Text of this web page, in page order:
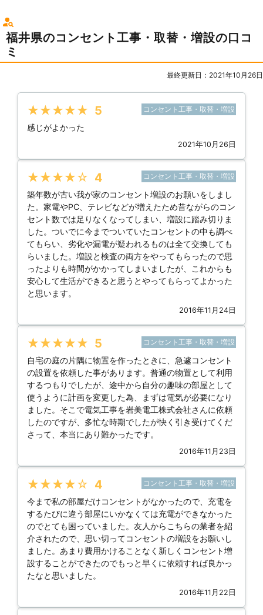
福井県のコンセント工事・取替・増設の口コ
ミ
最終更新日：2021年10月26日
★★★★★ 5 コンセント工事・取替・増設
感じがよかった
2021年10月26日
★★★★★ 4 コンセント工事・取替・増設
築年数が古い我が家のコンセント増設のお願いをしまし
た。家電やPC、テレビなどが増えたため昔ながらのコン
セント数では足りなくなってしまい、増設に踏み切りま
した。ついでに今までついていたコンセントの中も調べ
てもらい、劣化や漏電が疑われるものは全て交換しても
らいました。増設と検査の両方をやってもらったので思
ったよりも時間がかかってしまいましたが、これからも
安心して生活ができると思うとやってもらってよかった
と思います。
2016年11月24日
★★★★★ 5 コンセント工事・取替・増設
自宅の庭の片隅に物置を作ったときに、急遽コンセント
の設置を依頼した事があります。普通の物置として利用
するつもりでしたが、途中から自分の趣味の部屋として
使うように計画を変更した為、まずは電気が必要になり
ました。そこで電気工事を岩美電工株式会社さんに依頼
したのですが、多忙な時期でしたが快く引き受けてくだ
さって、本当にあり難かったです。
2016年11月23日
★★★★★ 4 コンセント工事・取替・増設
今まで私の部屋だけコンセントがなかったので、充電を
するたびに違う部屋にいかなくては充電ができなかった
のでとても困っていました。友人からこちらの業者を紹
介されたので、思い切ってコンセントの増設をお願いし
ました。あまり費用かけることなく新しくコンセント増
設することができたのでもっと早くに依頼すれば良かっ
たなと思いました。
2016年11月22日